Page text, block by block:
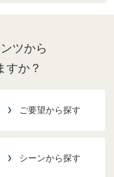
ツから
すか？
ご要望から探す
シーンから探す